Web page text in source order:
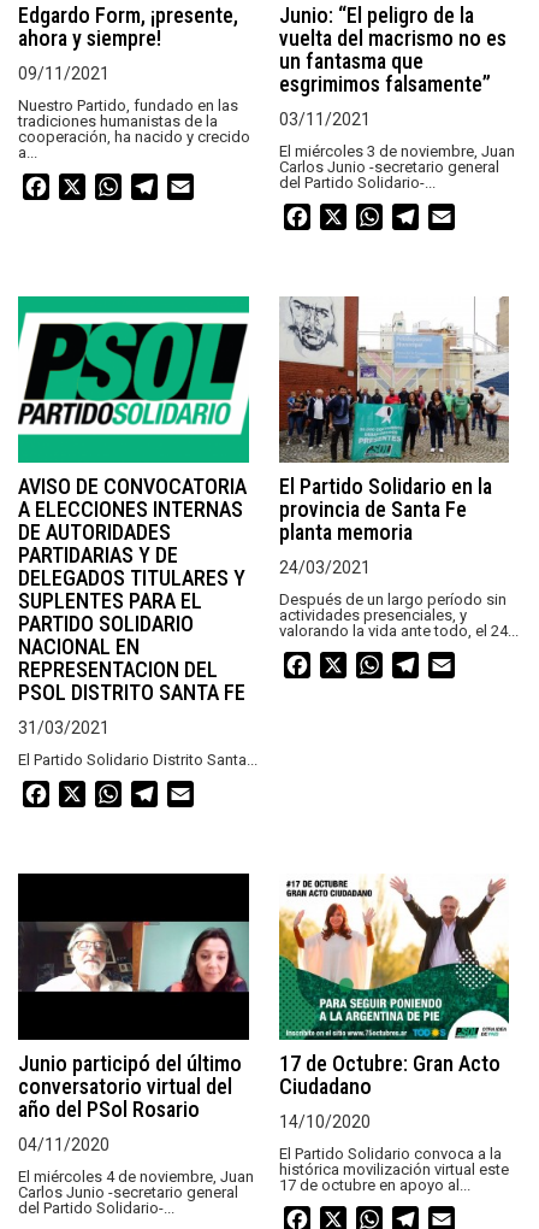
Edgardo Form, ¡presente,
ahora y siempre!
09/11/2021
Nuestro Partido, fundado en las
tradiciones humanistas de la
cooperación, ha nacido y crecido
a...
Facebook WhatsAppTelegram
Junio: “El peligro de la
vuelta del macrismo no es
un fantasma que
esgrimimos falsamente”
03/11/2021
El miércoles 3 de noviembre, Juan
Carlos Junio -secretario general
del Partido Solidario-...
Facebook WhatsAppTelegram
AVISO DE CONVOCATORIA
A ELECCIONES INTERNAS
DE AUTORIDADES
PARTIDARIAS Y DE
DELEGADOS TITULARES Y
SUPLENTES PARA EL
PARTIDO SOLIDARIO
NACIONAL EN
REPRESENTACION DEL
PSOL DISTRITO SANTA FE
31/03/2021
El Partido Solidario Distrito Santa...
Facebook WhatsAppTelegram
El Partido Solidario en la
provincia de Santa Fe
planta memoria
24/03/2021
Después de un largo período sin
actividades presenciales, y
valorando la vida ante todo, el 24...
Facebook WhatsAppTelegram
Junio participó del último
conversatorio virtual del
año del PSol Rosario
04/11/2020
El miércoles 4 de noviembre, Juan
Carlos Junio -secretario general
del Partido Solidario-...
17 de Octubre: Gran Acto
Ciudadano
14/10/2020
El Partido Solidario convoca a la
histórica movilización virtual este
17 de octubre en apoyo al...
Facebook WhatsAppTelegram